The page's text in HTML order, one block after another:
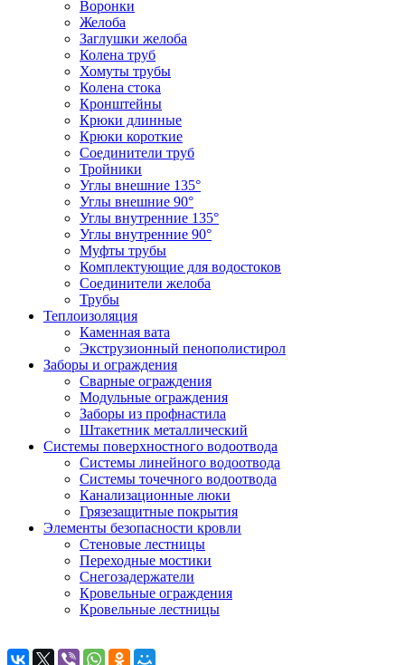
Воронки
Желоба
Заглушки желоба
Колена труб
Хомуты трубы
Колена стока
Кронштейны
Крюки длинные
Крюки короткие
Соединители труб
Тройники
Углы внешние 135°
Углы внешние 90°
Углы внутренние 135°
Углы внутренние 90°
Муфты трубы
Комплектующие для водостоков
Соединители желоба
Трубы
Теплоизоляция
Каменная вата
Экструзионный пенополистирол
Заборы и ограждения
Сварные ограждения
Модульные ограждения
Заборы из профнастила
Штакетник металлический
Системы поверхностного водоотвода
Системы линейного водоотвода
Системы точечного водоотвода
Канализационные люки
Грязезащитные покрытия
Элементы безопасности кровли
Стеновые лестницы
Переходные мостики
Снегозадержатели
Кровельные ограждения
Кровельные лестницы